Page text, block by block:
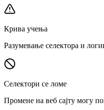
Крива учења
Разумевање селектора и
Селектори се ломе
Промене на веб сајту могу